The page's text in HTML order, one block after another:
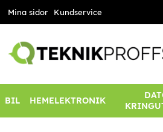
Mina sidor Kundservice
BIL HEMELEKTRONIK